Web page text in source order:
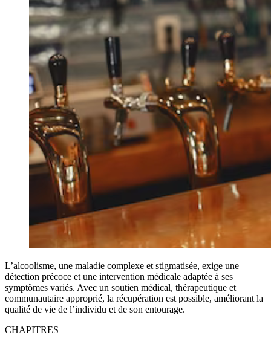
L’alcoolisme, une maladie complexe et stigmatisée, exige une
détection précoce et une intervention médicale adaptée à ses
symptômes variés. Avec un soutien médical, thérapeutique et
communautaire approprié, la récupération est possible, améliorant la
qualité de vie de l’individu et de son entourage.
CHAPITRES